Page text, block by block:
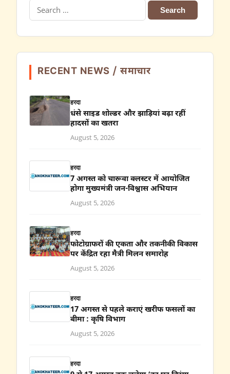
Search
for:
RECENT NEWS / समाचार
हरदा
धंसे साइड शोल्डर और झाड़ियां बढ़ा रहीं
हादसों का खतरा
August 5, 2026
हरदा
7 अगस्त को चारूवा क्लस्टर में आयोजित
होगा मुख्यमंत्री जन-विश्वास अभियान
August 5, 2026
हरदा
फोटोग्राफरों की एकता और तकनीकी विकास
पर केंद्रित रहा मैत्री मिलन समारोह
August 5, 2026
हरदा
17 अगस्त से पहले कराएं खरीफ फसलों का
बीमा : कृषि विभाग
August 5, 2026
हरदा